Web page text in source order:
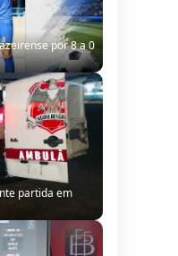
partida em
no